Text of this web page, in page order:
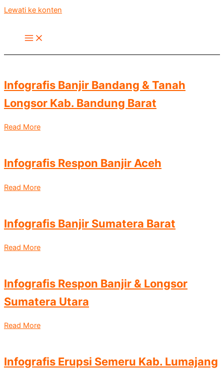
Lewati ke konten
Infografis Banjir Bandang & Tanah
Longsor Kab. Bandung Barat
Read More
Infografis Respon Banjir Aceh
Read More
Infografis Banjir Sumatera Barat
Read More
Infografis Respon Banjir & Longsor
Sumatera Utara
Read More
Infografis Erupsi Semeru Kab. Lumajang